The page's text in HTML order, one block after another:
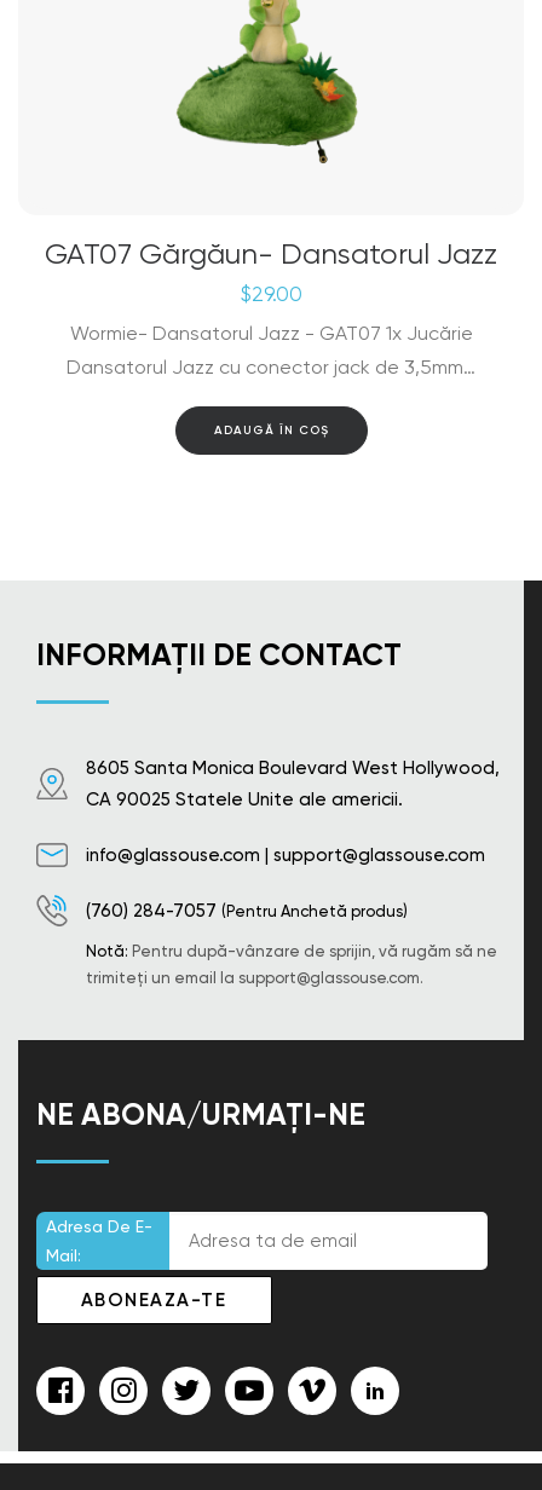
GAT07 Gărgăun- Dansatorul Jazz
$29.00
Wormie- Dansatorul Jazz - GAT07 1x Jucărie
Dansatorul Jazz cu conector jack de 3,5mm…
ADAUGĂ ÎN COȘ
INFORMAȚII DE CONTACT
8605 Santa Monica Boulevard West Hollywood,
CA 90025 Statele Unite ale americii.
info@glassouse.com | support@glassouse.com
(760) 284-7057 (Pentru Anchetă produs)
Notă: Pentru după-vânzare de sprijin, vă rugăm să ne
trimiteți un email la support@glassouse.com.
NE ABONA/URMAȚI-NE
Adresa De E-
Mail: